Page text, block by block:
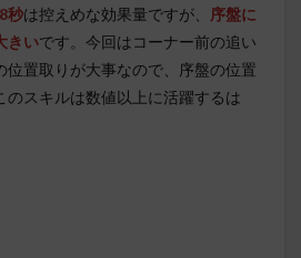
秒は控えめな効果量ですが、 序盤に
きいです。今回はコーナー前の追い
位置取りが大事なので、序盤の位置
のスキルは数値以上に活躍するは